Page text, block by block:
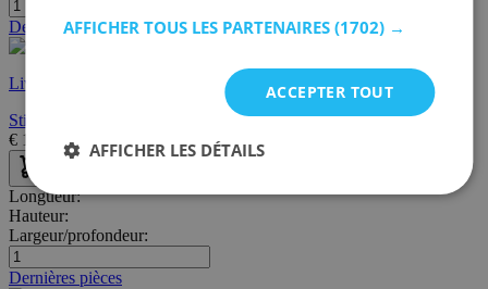
Dernières pièces
Livraison rapide
Stickers muraux I Whale always love you
€ 10,80 €
Longueur:
Hauteur:
Largeur/profondeur:
Dernières pièces
AFFICHER TOUS LES PARTENAIRES (1702) →
ACCEPTER TOUT
AFFICHER LES DÉTAILS